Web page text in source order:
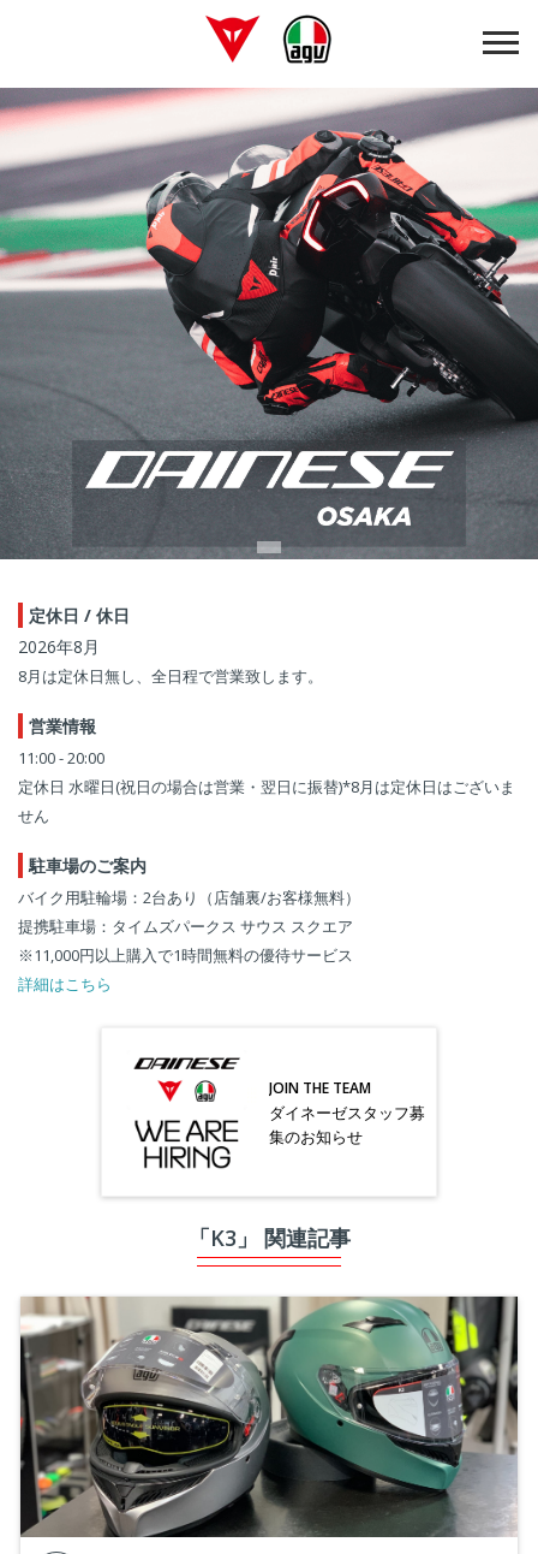
定休日 / 休日
2026年8月
8月は定休日無し、全日程で営業致します。
営業情報
11:00 - 20:00
定休日 水曜日(祝日の場合は営業・翌日に振替)*8月は定休日はございま
せん
駐車場のご案内
バイク用駐輪場：2台あり（店舗裏/お客様無料）
提携駐車場：タイムズパークス サウス スクエア
※11,000円以上購入で1時間無料の優待サービス
詳細はこちら
JOIN THE TEAM
ダイネーゼスタッフ募
集のお知らせ
「K3」 関連記事